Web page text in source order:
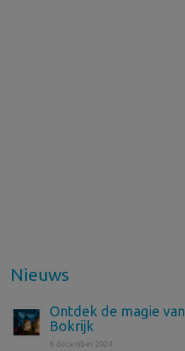
Nieuws
Ontdek de magie
Bokrijk
6 december 2024